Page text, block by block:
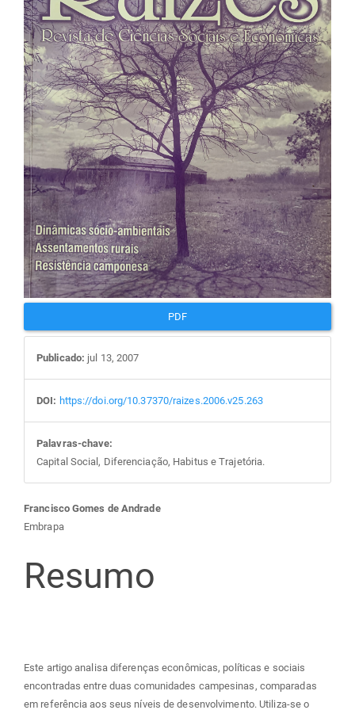
de
artigos
PDF
Publicado: jul 13, 2007
DOI: https://doi.org/10.37370/raizes.2006.v25.263
Palavras-chave:
Capital Social, Diferenciação, Habitus e Trajetória.
Conteúdo
do
artigo
Francisco Gomes de Andrade
Embrapa
Resumo
Este artigo analisa diferenças econômicas, políticas e sociais
encontradas entre duas comunidades campesinas, comparadas
em referência aos seus níveis de desenvolvimento. Utiliza-se o